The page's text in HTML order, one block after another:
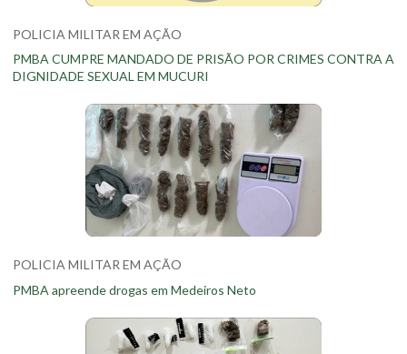
POLICIA MILITAR EM AÇÃO
PMBA CUMPRE MANDADO DE PRISÃO POR CRIMES CONTRA A
DIGNIDADE SEXUAL EM MUCURI
POLICIA MILITAR EM AÇÃO
PMBA apreende drogas em Medeiros Neto